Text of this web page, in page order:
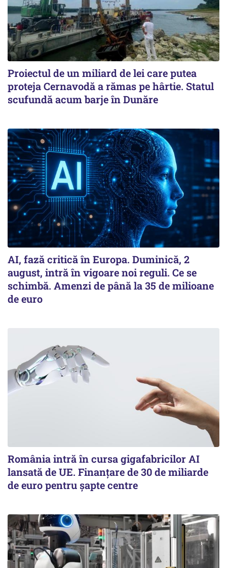
Proiectul de un miliard de lei care putea
proteja Cernavodă a rămas pe hârtie. Statul
scufundă acum barje în Dunăre
AI, fază critică în Europa. Duminică, 2
august, intră în vigoare noi reguli. Ce se
schimbă. Amenzi de până la 35 de milioane
de euro
România intră în cursa gigafabricilor AI
lansată de UE. Finanțare de 30 de miliarde
de euro pentru șapte centre